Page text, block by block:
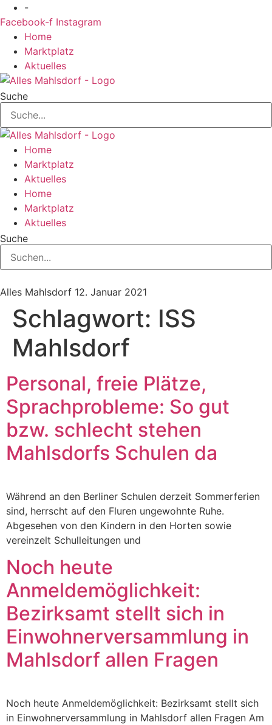
Zum
Inhalt
springen
-
Facebook-f Instagram
Home
Marktplatz
Aktuelles
Suche
Home
Marktplatz
Aktuelles
Home
Marktplatz
Aktuelles
Suche
Alles Mahlsdorf 12. Januar 2021
Schlagwort: ISS
Mahlsdorf
Personal, freie Plätze,
Sprachprobleme: So gut
bzw. schlecht stehen
Mahlsdorfs Schulen da
Während an den Berliner Schulen derzeit Sommerferien
sind, herrscht auf den Fluren ungewohnte Ruhe.
Abgesehen von den Kindern in den Horten sowie
vereinzelt Schulleitungen und
Noch heute
Anmeldemöglichkeit:
Bezirksamt stellt sich in
Einwohnerversammlung in
Mahlsdorf allen Fragen
Noch heute Anmeldemöglichkeit: Bezirksamt stellt sich
in Einwohnerversammlung in Mahlsdorf allen Fragen Am